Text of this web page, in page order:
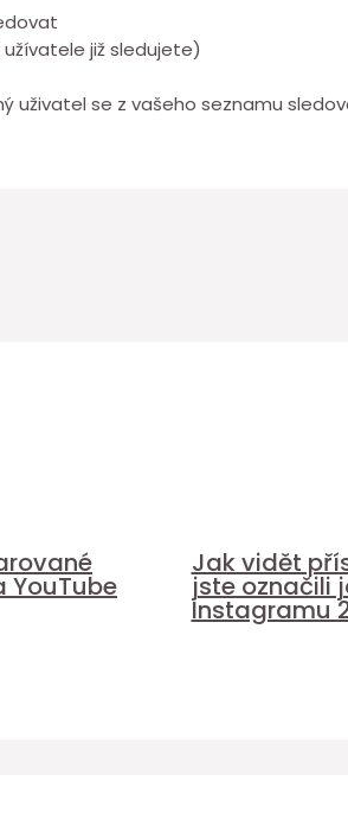
užívatele již sledujete)
se z vašeho seznamu
YouTube
Jak vidět
jste označili
Instagramu